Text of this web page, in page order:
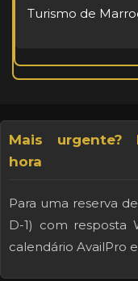
Turismo de
Mais urgente?
hora
Para uma reserva
D-1) com
calendário AvailPro